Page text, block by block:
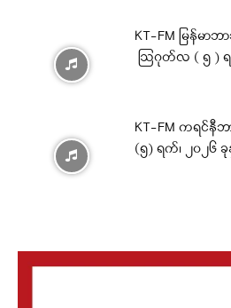
KT-FM မြန်မာ
ဩဂုတ်လ ( ၅ ) ရ
KT-FM ကရင်
(၅) ရက်၊ ၂၀၂၆ ခု